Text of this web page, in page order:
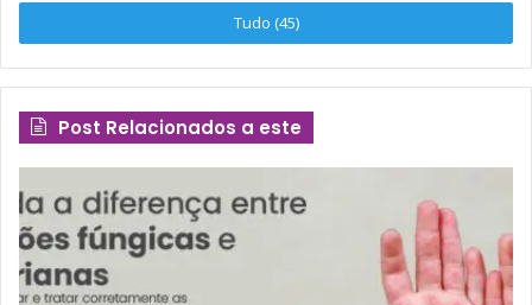
Tudo (45)
Post Relacionados a este